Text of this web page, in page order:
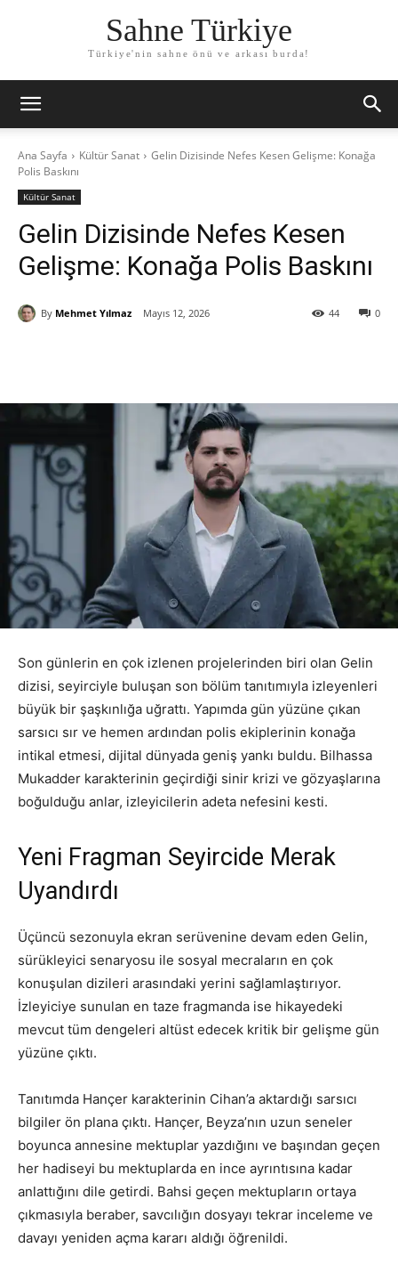
Sahne Türkiye
Türkiye'nin sahne önü ve arkası burda!
Ana Sayfa Kültür Sanat
Gelin Dizisinde Nefes Kesen Gelişme: Konağa
Polis Baskını
Kültür Sanat
Gelin Dizisinde Nefes Kesen
Gelişme: Konağa Polis Baskını
By Mehmet Yılmaz Mayıs 12, 2026 0
44
Son günlerin en çok izlenen projelerinden biri olan Gelin
dizisi, seyirciyle buluşan son bölüm tanıtımıyla izleyenleri
büyük bir şaşkınlığa uğrattı. Yapımda gün yüzüne çıkan
sarsıcı sır ve hemen ardından polis ekiplerinin konağa
intikal etmesi, dijital dünyada geniş yankı buldu. Bilhassa
Mukadder karakterinin geçirdiği sinir krizi ve gözyaşlarına
boğulduğu anlar, izleyicilerin adeta nefesini kesti.
Yeni Fragman Seyircide Merak
Uyandırdı
Üçüncü sezonuyla ekran serüvenine devam eden Gelin,
sürükleyici senaryosu ile sosyal mecraların en çok
konuşulan dizileri arasındaki yerini sağlamlaştırıyor.
İzleyiciye sunulan en taze fragmanda ise hikayedeki
mevcut tüm dengeleri altüst edecek kritik bir gelişme gün
yüzüne çıktı.
Tanıtımda Hançer karakterinin Cihan’a aktardığı sarsıcı
bilgiler ön plana çıktı. Hançer, Beyza’nın uzun seneler
boyunca annesine mektuplar yazdığını ve başından geçen
her hadiseyi bu mektuplarda en ince ayrıntısına kadar
anlattığını dile getirdi. Bahsi geçen mektupların ortaya
çıkmasıyla beraber, savcılığın dosyayı tekrar inceleme ve
davayı yeniden açma kararı aldığı öğrenildi.